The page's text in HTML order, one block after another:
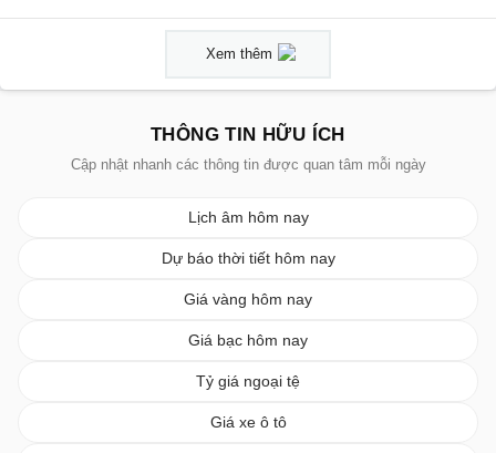
Xem thêm
THÔNG TIN HỮU ÍCH
Cập nhật nhanh các thông tin được quan tâm mỗi ngày
Lịch âm hôm nay
Dự báo thời tiết hôm nay
Giá vàng hôm nay
Giá bạc hôm nay
Tỷ giá ngoại tệ
Giá xe ô tô